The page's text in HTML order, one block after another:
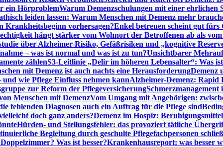
ein HörproblemWarum Demenzschulungen mit einer ehrlichen
leiden lassen: Warum Menschen mit Demenz mehr
Krankheitsbeginn vorhersagen?Enkel betreuen scheint gut fürs
hängt stärker vom Wohnort der Betroffenen ab als vom
über Alzheimer-Risiko, Gefäßrisiken und „kognitive
– was ist normal und was ist zu tun?Unsichtbarer
zählenS3-Leitlinie „Delir im höheren Lebensalter“: Was
mit Demenz ist auch nachts eine HerausforderungDemenz
wie Pflege Einfluss nehmen kannAlzheimer-Demenz:
zur Reform der Pflegeversicherung
Menschen mit DemenzVom Umgang mit Angehörigen:
fehlenden Diagnosen auch ein Auftrag für die Pflege sind
doch ganz anders?Demenz im Hospiz:
Hürden- und Stellungsfehler: das provoziert tätliche
Begleitung durch geschulte Pflegefachpersonen
Was ist besser?Krankenhausreport: was besser